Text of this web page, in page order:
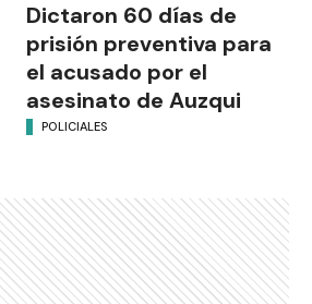
Dictaron 60 días de
prisión preventiva para
el acusado por el
asesinato de Auzqui
POLICIALES